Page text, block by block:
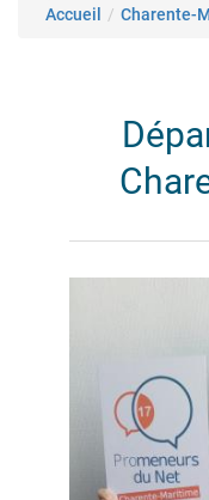
Fil
Accueil Charente-